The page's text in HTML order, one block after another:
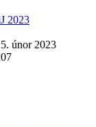
2023
únor 2023